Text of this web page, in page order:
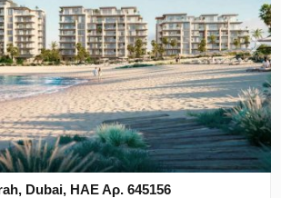
Dubai, ΗΑΕ Αρ. 645156